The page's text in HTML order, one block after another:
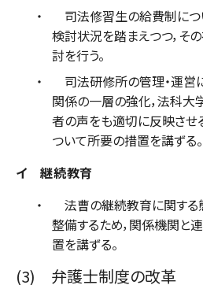
司法修習生の給費制につ
検討状況を踏まえつつ，そ
討を行う。
司法研修所の管理・運営
関係の一層の強化，法科
者の声をも適切に反映させ
ついて所要の措置を講ずる。
イ 継続教育
法曹の継続教育に関する
整備するため，関係機関と
置を講ずる。
(3) 弁護士制度の改革